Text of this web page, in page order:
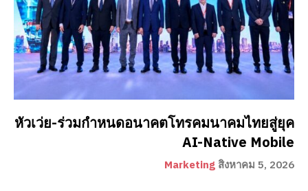
หัวเว่ย-ร่วมกำหนดอนาคตโทรคมนาคมไทยสู่ยุค
AI-Native Mobile
Marketing สิงหาคม 5, 2026